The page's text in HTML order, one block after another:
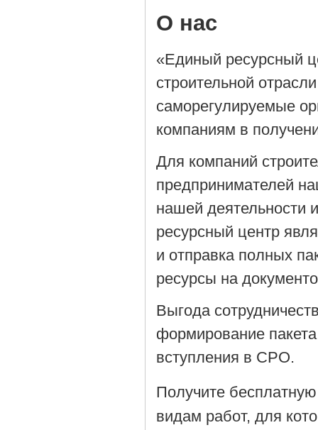
О нас
«Единый ресурсный
строительной
саморегулируемые
компаниям в
Для компаний
предпринимателей
нашей деятельности
ресурсный центр
и отправка полных
ресурсы на
Выгода
формирование
вступления в СРО.
Получите
видам работ, для